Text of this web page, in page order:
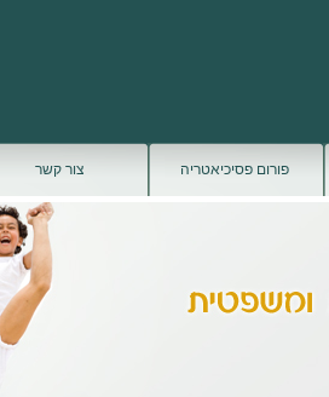
פורום פסיכיאטריה צור קשר